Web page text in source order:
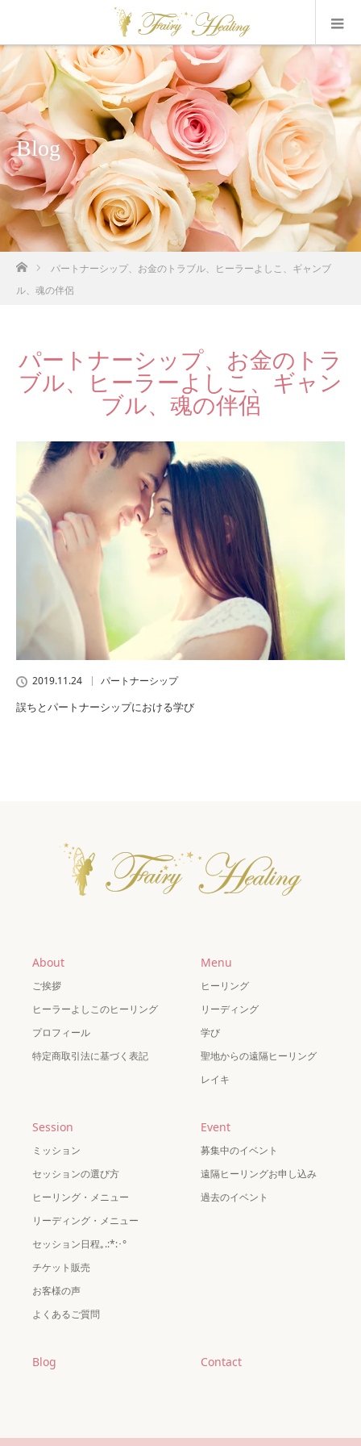
Blog
ホームパートナーシップ、お金のトラブル、ヒーラーよしこ、ギャンブ
ル、魂の伴侶
パートナーシップ、お金のトラ
ブル、ヒーラーよしこ、ギャン
ブル、魂の伴侶
2019.11.24 パートナーシップ
誤ちとパートナーシップにおける学び
About
ご挨拶
ヒーラーよしこのヒーリング
プロフィール
特定商取引法に基づく表記
Menu
ヒーリング
リーディング
学び
聖地からの遠隔ヒーリング
レイキ
Session
ミッション
セッションの選び方
ヒーリング・メニュー
リーディング・メニュー
セッション日程｡.:*:･°
チケット販売
お客様の声
よくあるご質問
Event
募集中のイベント
遠隔ヒーリングお申し込み
過去のイベント
Blog Contact